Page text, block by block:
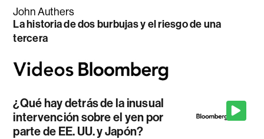
John Authers
La historia de dos burbujas y el riesgo de una
tercera
¿Qué hay detrás de la inusual
intervención sobre el yen por
parte de EE. UU. y Japón?